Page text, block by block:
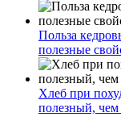
Польза
полезные
Хлеб при
полезный, чем